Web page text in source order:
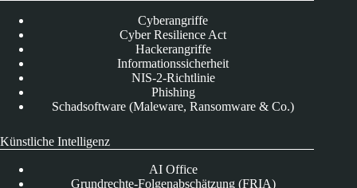
Cyberangriffe
Cyber Resilience Act
Hackerangriffe
Informationssicherheit
NIS-2-Richtlinie
Phishing
Schadsoftware (Maleware, Ransomware & Co.)
Künstliche Intelligenz
AI Office
Grundrechte-Folgenabschätzung (FRIA)